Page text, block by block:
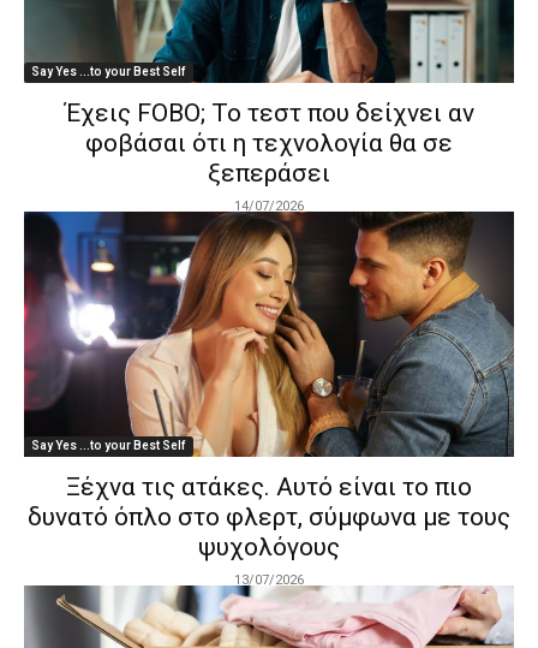
Say Yes ...to your Best Self
Έχεις FOBO; Το τεστ που δείχνει αν
φοβάσαι ότι η τεχνολογία θα σε
ξεπεράσει
14/07/2026
Say Yes ...to your Best Self
Ξέχνα τις ατάκες. Αυτό είναι το πιο
δυνατό όπλο στο φλερτ, σύμφωνα με τους
ψυχολόγους
13/07/2026